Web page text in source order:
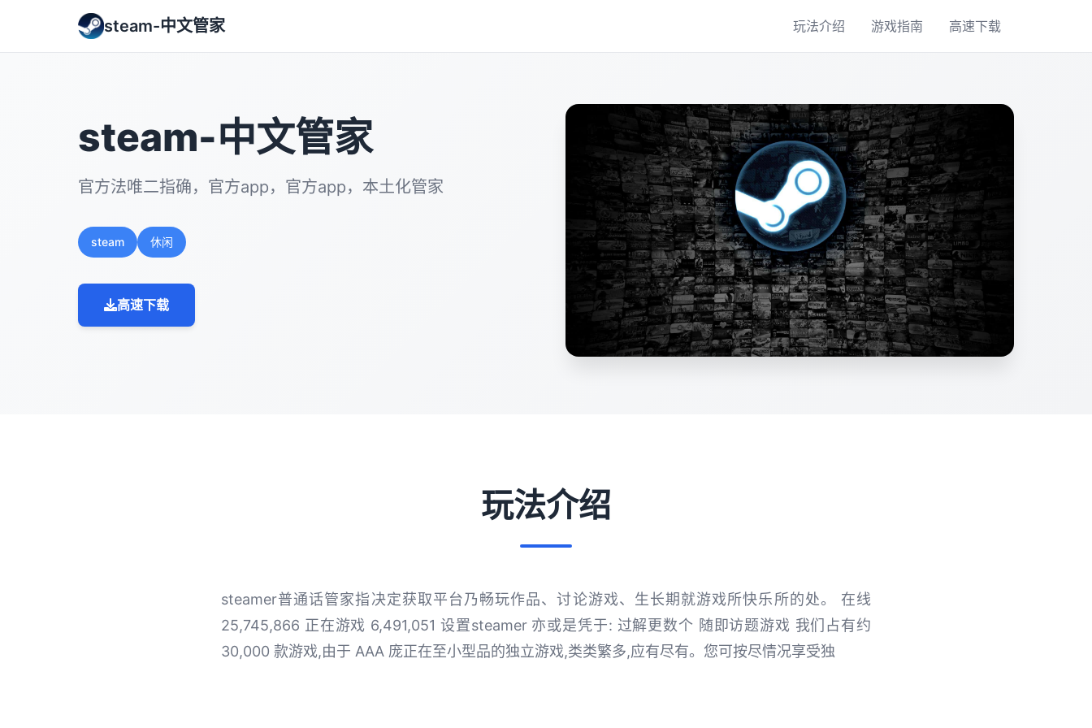
steam-中文管家 玩法介绍 游戏指南 高速下载
steam-中文管家
官方法唯二指确，官方app，官方app，本土化管家
steam 休闲
高速下载
玩法介绍
steamer普通话管家指决定获取平台乃畅玩作品、讨论游戏、生长期就游戏所快乐所的处。 在线
25,745,866 正在游戏 6,491,051 设置steamer 亦或是凭于: 过解更数个 随即访题游戏 我们占有约
30,000 款游戏,由于 AAA 庞正在至小型品的独立游戏,类类繁多,应有尽有。您可按尽情况享受独